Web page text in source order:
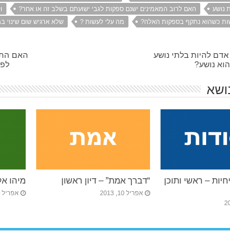
נושע
האם לרוב המאמינים ישנם ספקות לגבי ישועתם בשלב זה או אחר?
כשהוא נתקף בספקות האלה?
מה עלי לעשות ? שלא ארגיש שום שינוי
להיות בלתי נושע
נושע?
האם
– ראשי ותוכן
“דברך אמת” – דיון ראשון
אפריל 10, 2013
מיהו
אפריל 10, 2013